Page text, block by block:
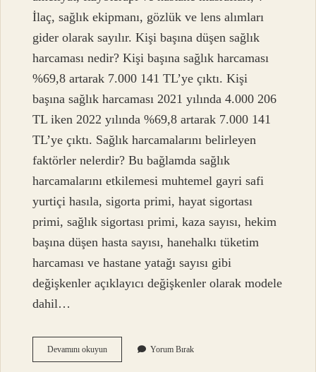
İlaç, sağlık ekipmanı, gözlük ve lens alımları
gider olarak sayılır. Kişi başına düşen sağlık
harcaması nedir? Kişi başına sağlık harcaması
%69,8 artarak 7.000 141 TL’ye çıktı. Kişi
başına sağlık harcaması 2021 yılında 4.000 206
TL iken 2022 yılında %69,8 artarak 7.000 141
TL’ye çıktı. Sağlık harcamalarını belirleyen
faktörler nelerdir? Bu bağlamda sağlık
harcamalarını etkilemesi muhtemel gayri safi
yurtiçi hasıla, sigorta primi, hayat sigortası
primi, sağlık sigortası primi, kaza sayısı, hekim
başına düşen hasta sayısı, hanehalkı tüketim
harcaması ve hastane yatağı sayısı gibi
değişkenler açıklayıcı değişkenler olarak modele
dahil…
Devamını okuyunYıkıcı
Sağlık
Yorum Bırak